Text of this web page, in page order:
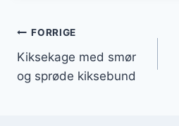
FORRIGE
Kiksekage med smør
og sprøde kiksebund